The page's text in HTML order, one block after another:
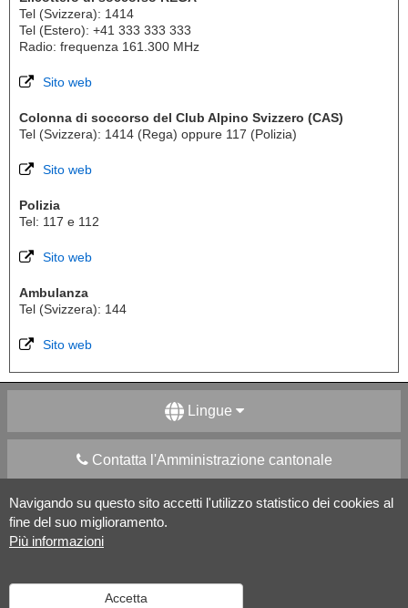
Navigando su questo sito accetti l'utilizzo statistico dei cookies al
fine del suo miglioramento.
Più informazioni
Accetta
Tel (Svizzera): 1414
Tel (Estero): +41 333 333 333
Radio: frequenza 161.300 MHz
Sito web
Colonna di soccorso del Club Alpino Svizzero (CAS)
Tel (Svizzera): 1414 (Rega) oppure 117 (Polizia)
Sito web
Polizia
Tel: 117 e 112
Sito web
Ambulanza
Tel (Svizzera): 144
Sito web
Lingue
Contatta l'Amministrazione cantonale
Apps Mobile Social media